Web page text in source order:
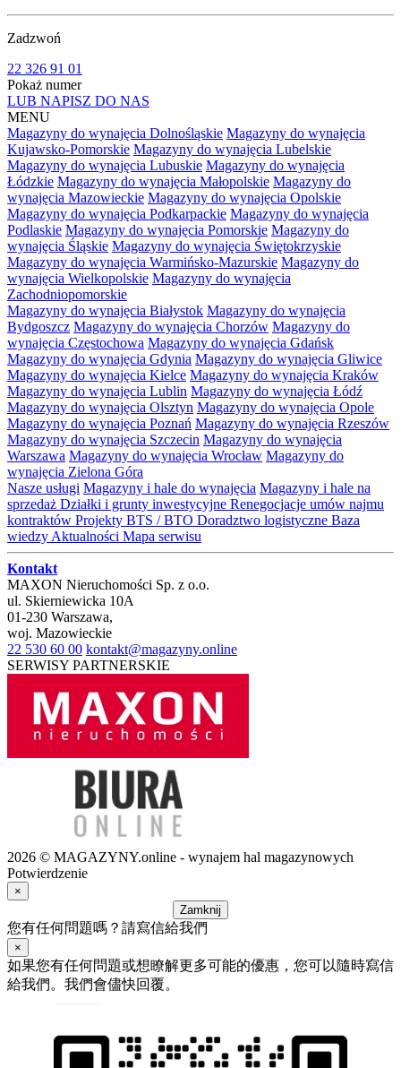
Zadzwoń
22 326 91 01
Pokaż numer
LUB NAPISZ DO NAS
MENU
Magazyny do wynajęcia Dolnośląskie Magazyny do wynajęcia
Kujawsko-Pomorskie Magazyny do wynajęcia Lubelskie
Magazyny do wynajęcia Lubuskie Magazyny do wynajęcia
Łódzkie Magazyny do wynajęcia Małopolskie Magazyny do
wynajęcia Mazowieckie Magazyny do wynajęcia Opolskie
Magazyny do wynajęcia Podkarpackie Magazyny do wynajęcia
Podlaskie Magazyny do wynajęcia Pomorskie Magazyny do
wynajęcia Śląskie Magazyny do wynajęcia Świętokrzyskie
Magazyny do wynajęcia Warmińsko-Mazurskie Magazyny do
wynajęcia Wielkopolskie Magazyny do wynajęcia
Zachodniopomorskie
Magazyny do wynajęcia Białystok Magazyny do wynajęcia
Bydgoszcz Magazyny do wynajęcia Chorzów Magazyny do
wynajęcia Częstochowa Magazyny do wynajęcia Gdańsk
Magazyny do wynajęcia Gdynia Magazyny do wynajęcia Gliwice
Magazyny do wynajęcia Kielce Magazyny do wynajęcia Kraków
Magazyny do wynajęcia Lublin Magazyny do wynajęcia Łódź
Magazyny do wynajęcia Olsztyn Magazyny do wynajęcia Opole
Magazyny do wynajęcia Poznań Magazyny do wynajęcia Rzeszów
Magazyny do wynajęcia Szczecin Magazyny do wynajęcia
Warszawa Magazyny do wynajęcia Wrocław Magazyny do
wynajęcia Zielona Góra
Nasze usługi Magazyny i hale do wynajęcia Magazyny i hale na
sprzedaż Działki i grunty inwestycyjne Renegocjacje umów najmu
kontraktów Projekty BTS / BTO Doradztwo logistyczne Baza
wiedzy Aktualności Mapa serwisu
Kontakt
MAXON Nieruchomości Sp. z o.o.
ul. Skierniewicka 10A
01-230 Warszawa,
woj. Mazowieckie
22 530 60 00 kontakt@magazyny.online
SERWISY PARTNERSKIE
2026 © MAGAZYNY.online - wynajem hal magazynowych
Potwierdzenie
×
Zamknij
您有任何問題嗎？請寫信給我們
×
如果您有任何問題或想瞭解更多可能的優惠，您可以隨時寫信
給我們。我們會儘快回覆。